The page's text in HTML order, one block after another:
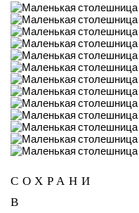
СОХРАНИ
В